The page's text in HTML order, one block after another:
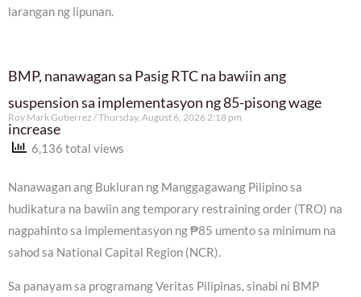
larangan ng lipunan.
BMP, nanawagan sa Pasig RTC na bawiin ang
suspension sa implementasyon ng 85-pisong wage
increase
Roy Mark Gutierrez Thursday, August 6, 2026 2:18 pm
6,136 total views
Nanawagan ang Bukluran ng Manggagawang Pilipino sa
hudikatura na bawiin ang temporary restraining order (TRO) na
nagpahinto sa implementasyon ng ₱85 umento sa minimum na
sahod sa National Capital Region (NCR).
Sa panayam sa programang Veritas Pilipinas, sinabi ni BMP